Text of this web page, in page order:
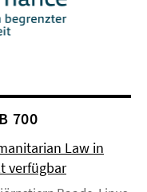
700
Law in
verfügbar